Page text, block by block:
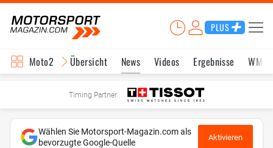
PLUS
Moto2 Übersicht News Videos Ergebnisse WM-
Timing Partner
Wählen Sie Motorsport-Magazin.com als
bevorzugte Google-Quelle
Aktivieren